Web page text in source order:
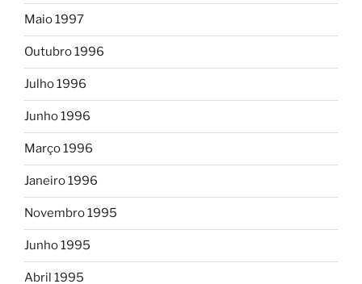
Maio 1997
Outubro 1996
Julho 1996
Junho 1996
Março 1996
Janeiro 1996
Novembro 1995
Junho 1995
Abril 1995